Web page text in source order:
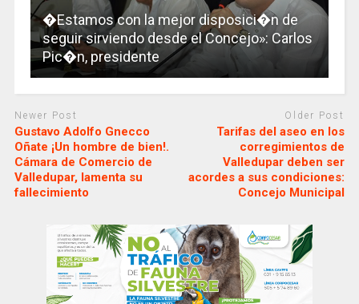
�Estamos con la mejor disposici�n de
seguir sirviendo desde el Concejo»: Carlos
Pic�n, presidente
Newer Post
Gustavo Adolfo Gnecco
Oñate ¡Un hombre de bien!.
Cámara de Comercio de
Valledupar, lamenta su
fallecimiento
Older Post
Tarifas del aseo en los
corregimientos de
Valledupar deben ser
acordes a sus condiciones:
Concejo Municipal